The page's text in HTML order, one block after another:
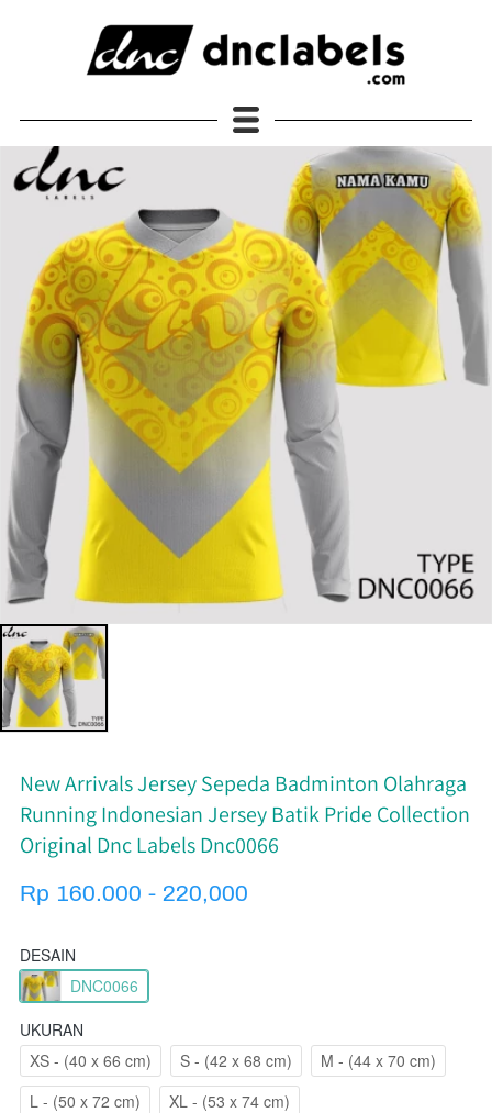
JERSEY DNC Labels Original
New Arrivals Jersey Sepeda Badminton Olahraga
Running Indonesian Jersey Batik Pride Collection
Original Dnc Labels Dnc0066
Rp 160.000 - 220,000
DESAIN
DNC0066
UKURAN
XS - (40 x 66 cm)
S - (42 x 68 cm)
M - (44 x 70 cm)
L - (50 x 72 cm)
XL - (53 x 74 cm)